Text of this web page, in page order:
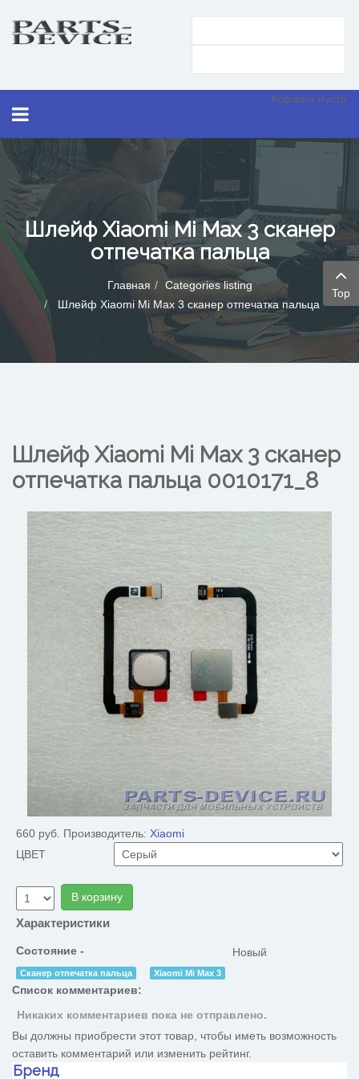
Корзина пуста
Шлейф Xiaomi Mi Max 3 сканер
отпечатка пальца
Главная
Categories listing
Шлейф Xiaomi Mi Max 3 сканер отпечатка пальца
Шлейф Xiaomi Mi Max 3 сканер
отпечатка пальца 0010171_8
660 руб. Производитель: Xiaomi
ЦВЕТ
В корзину
Характеристики
Состояние - Новый
Сканер отпечатка пальца Xiaomi Mi Max 3
Список комментариев:
Никаких комментариев пока не отправлено.
Вы должны приобрести этот товар, чтобы иметь возможность
оставить комментарий или изменить рейтинг.
Бренд
Top